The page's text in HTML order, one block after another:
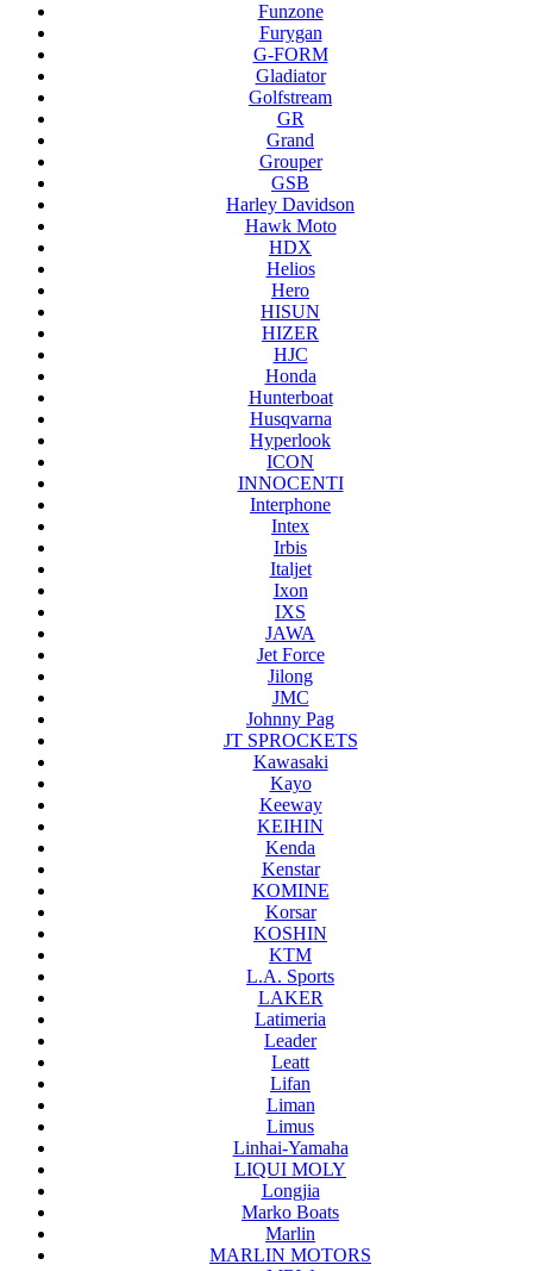
Funzone
Furygan
G-FORM
Gladiator
Golfstream
GR
Grand
Grouper
GSB
Harley Davidson
Hawk Moto
HDX
Helios
Hero
HISUN
HIZER
HJC
Honda
Hunterboat
Husqvarna
Hyperlook
ICON
INNOCENTI
Interphone
Intex
Irbis
Italjet
Ixon
IXS
JAWA
Jet Force
Jilong
JMC
Johnny Pag
JT SPROCKETS
Kawasaki
Kayo
Keeway
KEIHIN
Kenda
Kenstar
KOMINE
Korsar
KOSHIN
KTM
L.A. Sports
LAKER
Latimeria
Leader
Leatt
Lifan
Liman
Limus
Linhai-Yamaha
LIQUI MOLY
Longjia
Marko Boats
Marlin
MARLIN MOTORS